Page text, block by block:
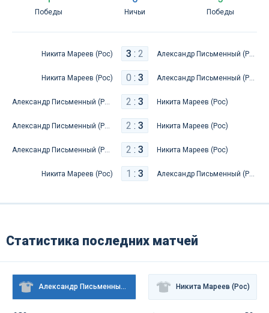
Победы Ничьи Победы
Никита Мареев (Рос) 3 : 2 Александр Письменный (Рос)
Никита Мареев (Рос) 0 : 3 Александр Письменный (Рос)
2 : 3 Никита Мареев (Рос)
2 : 3 Никита Мареев (Рос)
2 : 3 Никита Мареев (Рос)
Никита Мареев (Рос) 1 : 3 Александр Письменный (Рос)
Статистика последних матчей
Александр Письменный (Рос) Никита Мареев (Рос)